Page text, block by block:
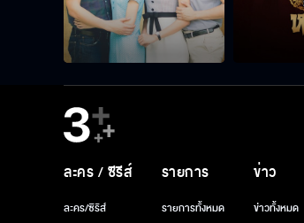
ละคร / ซีรีส์
ละคร/ซีรีส์
รายการ
รายการทั้งหมด
ข่าว
ข่าวทั้งหมด